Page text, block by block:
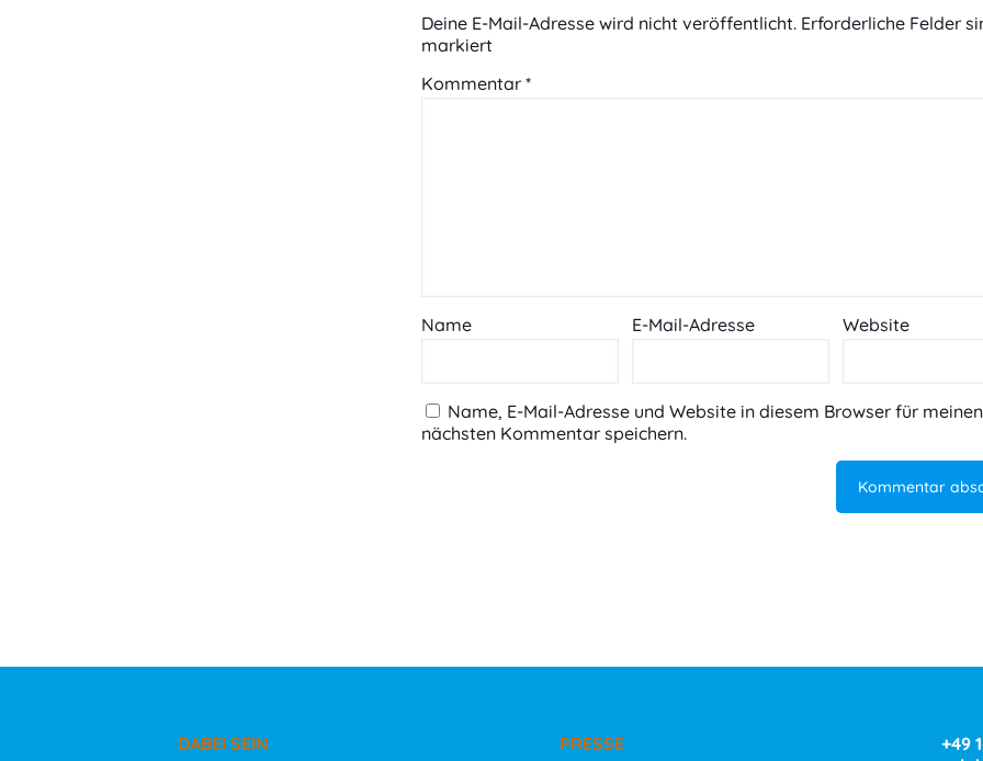
Deine E-Mail-Adresse wird nicht veröffentlicht. Erforderliche Felder
markiert
Kommentar *
Name E-Mail-Adresse Website
Name, E-Mail-Adresse und Website in diesem Browser für meinen
nächsten Kommentar speichern.
DABEI SEIN PRESSE
+49